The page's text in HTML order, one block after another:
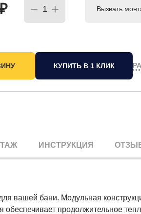
Вызвать
КУПИТЬ В 1 КЛИК
ИНСТРУКЦИЯ
вашей бани. Модульная
продолжительное